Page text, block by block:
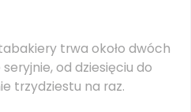
trwa około dwóch
od dziesięciu do
trzydziestu na raz.